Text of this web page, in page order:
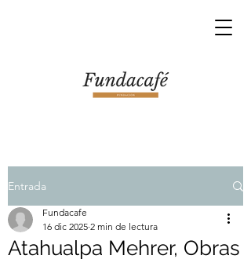
Entrada
Atahualpa Mehrer, Obras
Fundacafe
16 dic 2025 2 min de lectura